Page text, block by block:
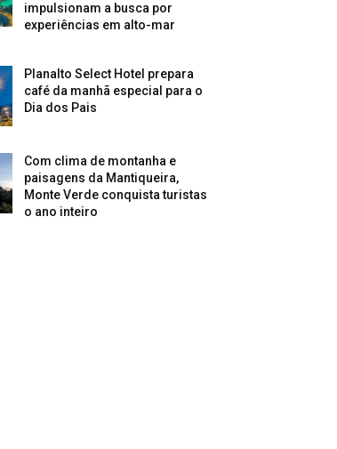
impulsionam a busca por
experiências em alto-mar
Planalto Select Hotel prepara
café da manhã especial para o
Dia dos Pais
Com clima de montanha e
paisagens da Mantiqueira,
Monte Verde conquista turistas
o ano inteiro